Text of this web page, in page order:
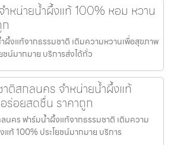
ำหน่ายน้ำผึ้งแท้ 100% หอม หวาน
ผึ้งแท้จากธรรมชาติ เติมความหวานเพื่อสุขภาพ
น์มากมาย บริการส่งได้ทั่ว
ติสกลนคร จำหน่ายน้ำผึ้งแท้
ร่อยสดชื่น ราคาถูก
นคร ฟาร์มน้ำผึ้งแท้จากธรรมชาติ เติมความ
ท้ 100% ประโยชน์มากมาย บริการ